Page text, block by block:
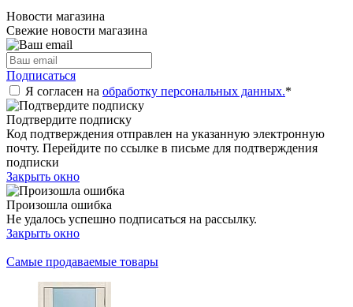
Новости магазина
Свежие новости магазина
Подписаться
Я согласен на обработку персональных данных.*
Подтвердите подписку
Код подтверждения отправлен на указанную электронную
почту. Перейдите по ссылке в письме для подтверждения
подписки
Закрыть окно
Произошла ошибка
Не удалось успешно подписаться на рассылку.
Закрыть окно
Самые продаваемые товары